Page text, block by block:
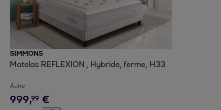
SIMMONS
Matelas REFLEXION , Hybride, ferme, H33
Autre
999,99 €